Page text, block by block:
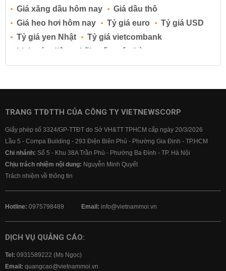
Giá xăng dầu hôm nay
Giá dầu thô
Giá heo hơi hôm nay
Tỷ giá euro
Tỷ giá USD
Tỷ giá yen Nhật
Tỷ giá vietcombank
Lịch cúp điện
Lãi suất ngân hàng
Lãi suất tiết kiệm
Lãi suất tiền gửi
Lãi suất ngân hàng BIDV
Lãi suất ngân hàng Vietcombank
TRANG TTĐTTH CỦA CÔNG TY VIETNEWSCORP
Giấy phép số 3324/GP-TTĐT do Sở VH&TT TPHCM cấp ngày 20/3/2026
Lầu 5 - Compa Building - 293 Điện Biên Phủ - Phường Gia Định - TP.HCM
Chi nhánh: Số 5 - Khu 38A Trần Phú - Phường Ba Đình - TP. Hà Nội
Chịu trách nhiệm nội dung: Nguyễn Minh Quyết
Trách nhiệm về thông tin
Hotline: 0975798489 Email: info@vietnammoi.vn
DỊCH VỤ QUẢNG CÁO:
Tel: 0931589222 (Ms Ngọc)
Email: quangcao@vietnammoi.vn